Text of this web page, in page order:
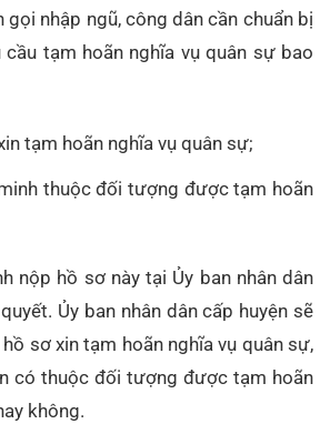
nhập ngũ, công dân cần chuẩn bị
tạm hoãn nghĩa vụ quân sự bao
tạm hoãn nghĩa vụ quân sự;
thuộc đối tượng được tạm hoãn
nộp hồ sơ này tại Ủy ban nhân dân
Ủy ban nhân dân cấp huyện sẽ
sơ xin tạm hoãn nghĩa vụ quân sự,
có thuộc đối tượng được tạm hoãn
không.